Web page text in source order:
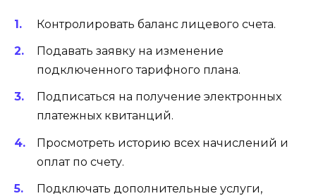
Контролировать баланс лицевого счета.
Подавать заявку на изменение
подключенного тарифного плана.
Подписаться на получение электронных
платежных квитанций.
Просмотреть историю всех начислений и
оплат по счету.
Подключать дополнительные услуги,